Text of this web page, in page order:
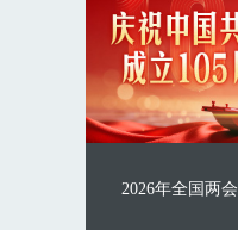
2026年全国两会